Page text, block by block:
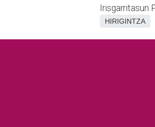
Irisgarritasun
HIRIGINTZA